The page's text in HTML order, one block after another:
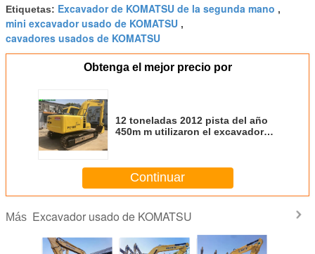
Etiquetas: Excavador de KOMATSU de la segunda mano ,
mini excavador usado de KOMATSU ,
cavadores usados de KOMATSU
Obtenga el mejor precio por
12 toneladas 2012 pista del año
450m m utilizaron el excavador
Continuar
Más Excavador usado de KOMATSU